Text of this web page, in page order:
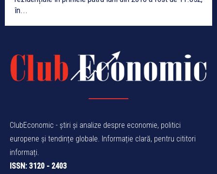
în...
ClubEconomic - știri și analize despre economie, politici
europene și tendințe globale. Informație clară, pentru cititori
informați.
ISSN: 3120 - 2403